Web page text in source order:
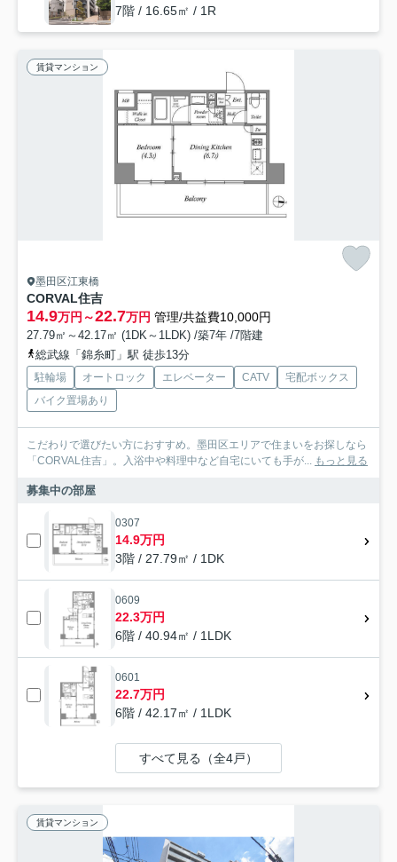
7階 / 16.65㎡ / 1R
賃貸マンション
墨田区江東橋
CORVAL住吉
14.9万円～22.7万円 管理/共益費10,000円
27.79㎡～42.17㎡ (1DK～1LDK) /築7年 /7階建
総武線「錦糸町」駅 徒歩13分
駐輪場 オートロック エレベーター CATV
宅配ボックス
バイク置場あり
こだわりで選びたい方におすすめ。墨田区エリアで住まいをお探しなら
「CORVAL住吉」。入浴中や料理中など自宅にいても手が... もっと見る
募集中の部屋
0307
14.9万円
3階 / 27.79㎡ / 1DK
0609
22.3万円
6階 / 40.94㎡ / 1LDK
0601
22.7万円
6階 / 42.17㎡ / 1LDK
すべて見る（全4戸）
賃貸マンション